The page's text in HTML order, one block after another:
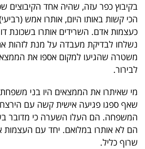
5
המילון
הכלכלי
פודקאסט
40
UNDER
40
בקיבוץ כפר עזה, שהיה אחד הקיבוצים
הכי קשות באותו היום, אותרו אמש
כעצמות אדם. השרידים אותרו בשכונת
נשלחו לבדיקת מעבדה על מנת לזהות
משטרה שהגיעו למקום אספו את
לבירור.
מי שאיתרו את הממצאים היו בני משפחת
שאף ספגו פגיעה אישית קשה עם
המשפחה. הם העלו השערה כי מדובר
הם לא אותרו במלואם. יחד עם העצמות
שרוף כליל.